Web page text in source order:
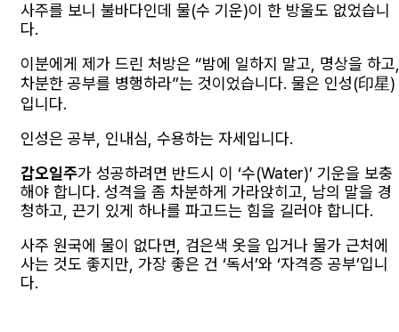
사주를 보니 불바다인데 물(수 기운)이 한 방울도 없었습니
다.
이분에게 제가 드린 처방은 “밤에 일하지 말고, 명상을 하고,
차분한 공부를 병행하라”는 것이었습니다. 물은 인성(印星)
입니다.
인성은 공부, 인내심, 수용하는 자세입니다.
갑오일주가 성공하려면 반드시 이 ‘수(Water)’ 기운을 보충
해야 합니다. 성격을 좀 차분하게 가라앉히고, 남의 말을 경
청하고, 끈기 있게 하나를 파고드는 힘을 길러야 합니다.
사주 원국에 물이 없다면, 검은색 옷을 입거나 물가 근처에
사는 것도 좋지만, 가장 좋은 건 ‘독서’와 ‘자격증 공부’입니
다.